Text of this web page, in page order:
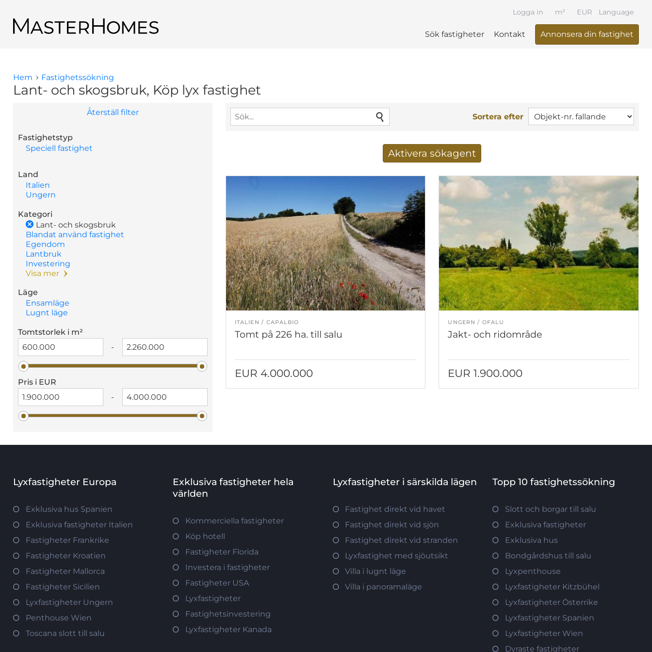
Language
Sök fastigheter Kontakt Annonsera din fastighet
Logga in EUR
m²
Tillbaka till sökresultaten
Du är här
Hem Fastighetssökning
Lant- och skogsbruk, Köp lyx fastighet
Återställ filter
Fastighetstyp
Speciell fastighet
Land
Italien
Ungern
Kategori
Lant- och skogsbruk
Blandat använd fastighet
Egendom
Lantbruk
Investering
Visa mer
Läge
Ensamläge
Lugnt läge
Tomtstorlek i m²
-
Pris i EUR
-
Sortera efter
Aktivera sökagent
ITALIEN CAPALBIO
Tomt på 226 ha. till salu
EUR 4.000.000
UNGERN OFALU
Jakt- och ridområde
EUR 1.900.000
Lyxfastigheter Europa
Exklusiva hus Spanien
Exklusiva fastigheter Italien
Fastigheter Frankrike
Fastigheter Kroatien
Fastigheter Mallorca
Fastigheter Sicilien
Lyxfastigheter Ungern
Penthouse Wien
Toscana slott till salu
Exklusiva fastigheter hela
världen
Kommerciella fastigheter
Köp hotell
Fastigheter Florida
Investera i fastigheter
Fastigheter USA
Lyxfastigheter
Fastighetsinvestering
Lyxfastigheter Kanada
Lyxfastigheter i särskilda lägen
Fastighet direkt vid havet
Fastighet direkt vid sjön
Fastighet direkt vid stranden
Lyxfastighet med sjöutsikt
Villa i lugnt läge
Villa i panoramaläge
Topp 10 fastighetssökning
Slott och borgar till salu
Exklusiva fastigheter
Exklusiva hus
Bondgårdshus till salu
Lyxpenthouse
Lyxfastigheter Kitzbühel
Lyxfastigheter Österrike
Lyxfastigheter Spanien
Lyxfastigheter Wien
Dyraste fastigheter